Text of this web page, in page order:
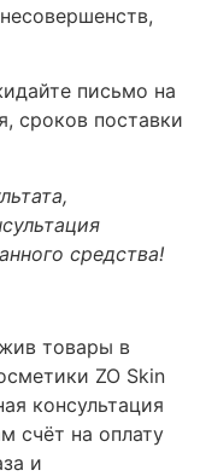
письмо на
сроков поставки
средства!
товары в
ZO Skin
консультация
счёт на оплату
и